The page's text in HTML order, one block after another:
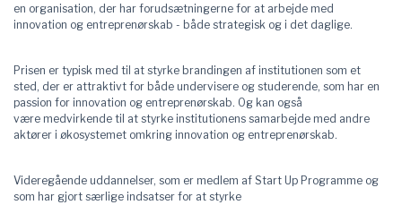
en organisation, der har forudsætningerne for at arbejde med
innovation og entreprenørskab - både strategisk og i det daglige.
Prisen er typisk med til at styrke brandingen af institutionen som et
sted, der er attraktivt for både undervisere og studerende, som har en
passion for innovation og entreprenørskab. Og kan også
være medvirkende til at styrke institutionens samarbejde med andre
aktører i økosystemet omkring innovation og entreprenørskab.
Videregående uddannelser, som er medlem af Start Up Programme og
som har gjort særlige indsatser for at styrke